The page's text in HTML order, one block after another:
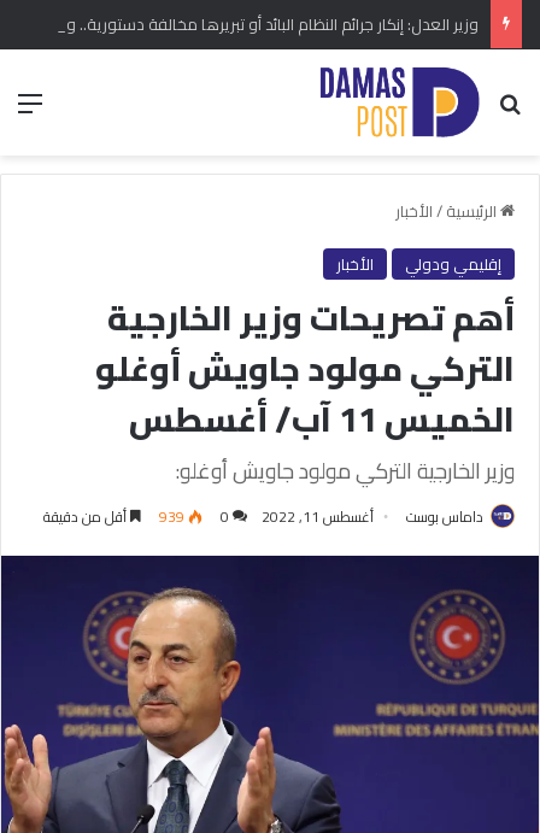
بحث عن
الرئيسية/الأخبار
إقليمي ودولي
الأخبار
أهم تصريحات وزير الخارجية
التركي مولود جاويش أوغلو
الخميس 11 آب/ أغسطس
وزير الخارجية التركي مولود جاويش أوغلو:
داماس بوست أغسطس 11, 2022 0
939 أقل من دقيقة